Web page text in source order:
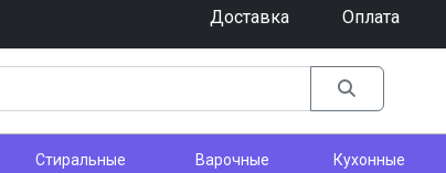
Доставка Оплата
Стиральные
Варочные
Кухонные